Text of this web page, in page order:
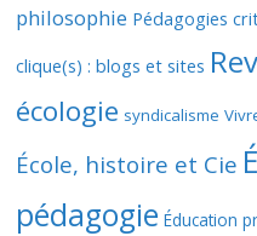
philosophie Pédagogies
clique(s) : blogs et sites
écologie syndicalisme
École, histoire et Cie
pédagogie Éducation